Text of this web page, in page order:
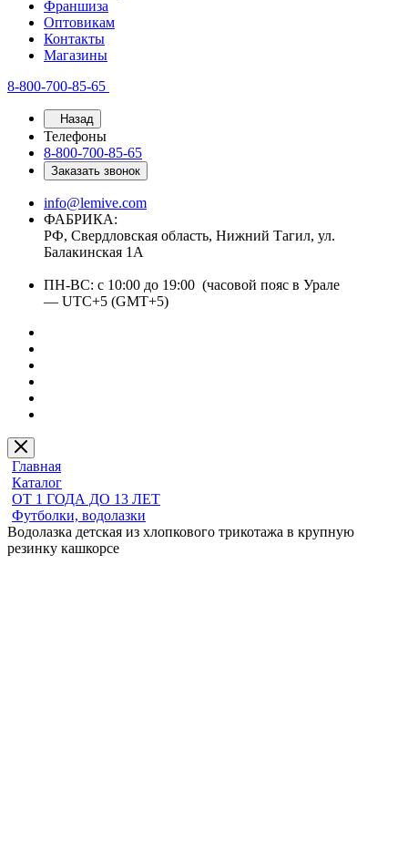
Франшиза
Оптовикам
Контакты
Магазины
8-800-700-85-65
Назад
Телефоны
8-800-700-85-65
Заказать звонок
info@lemive.com
ФАБРИКА:
РФ, Свердловская область, Нижний Тагил, ул.
Балакинская 1А
ПН-ВС: с 10:00 до 19:00 (часовой пояс в Урале
— UTC+5 (GMT+5)
Главная
Каталог
ОТ 1 ГОДА ДО 13 ЛЕТ
Футболки, водолазки
Водолазка детская из хлопкового трикотажа в крупную
резинку кашкорсе